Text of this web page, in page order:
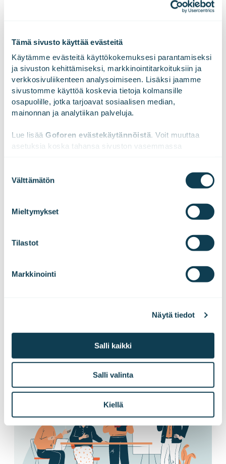
Tämä sivusto käyttää evästeitä
Käytämme evästeitä käyttökokemuksesi parantamiseksi
ja sivuston kehittämiseksi, markkinointitarkoituksiin ja
verkkosivuliikenteen analysoimiseen. Lisäksi jaamme
sivustomme käyttöä koskevia tietoja kolmansille
osapuolille, jotka tarjoavat sosiaalisen median,
mainonnan ja analytiikan palveluja.
Lue lisää Goforen evästekäytännöistä. Voit muuttaa
asetuksia koska tahansa sivuston vasemmassa
valinta
Välttämätön
Mieltymykset
Tilastot
Markkinointi
Näytä tiedot
Salli kaikki
Salli valinta
Kiellä
onnistumisista. Liikevaihtomme vuonna 2023 oli 189,2
eurooppalainen digitaalisen muutoksen
asiantuntijayritys. Tutustu meihin paremmin
osoitteessawww.gofore.com.
LinkedInissä
X:ssä Facebookissa
Tilaa pörssitiedotteet ja lehdistötiedotteet
Tilaa tiedotteet